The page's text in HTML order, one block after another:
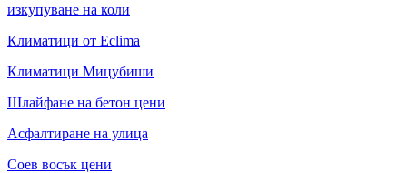
изкупуване на коли
Климатици от Eclima
Климатици Мицубиши
Шлайфане на бетон цени
Асфалтиране на улица
Соев восък цени